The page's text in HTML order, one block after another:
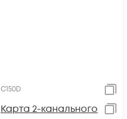
C150D
Карта 2-канального